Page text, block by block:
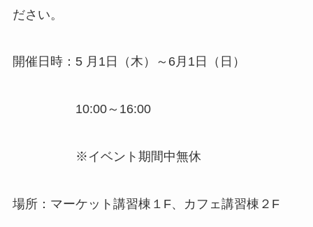
ださい。
開催日時：5 月1日（木）～6月1日（日）
10:00～16:00
※イベント期間中無休
場所：マーケット講習棟１F、カフェ講習棟２F